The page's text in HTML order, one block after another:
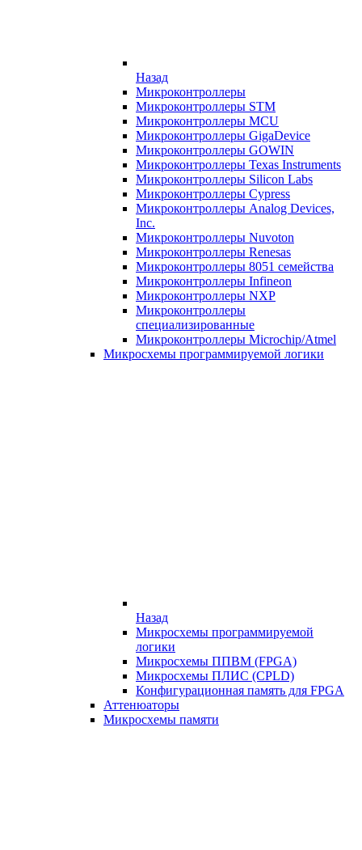
Назад
Микроконтроллеры
Микроконтроллеры STM
Микроконтроллеры MCU
Микроконтроллеры GigaDevice
Микроконтроллеры GOWIN
Микроконтроллеры Texas Instruments
Микроконтроллеры Silicon Labs
Микроконтроллеры Cypress
Микроконтроллеры Analog Devices,
Inc.
Микроконтроллеры Nuvoton
Микроконтроллеры Renesas
Микроконтроллеры 8051 семейства
Микроконтроллеры Infineon
Микроконтроллеры NXP
Микроконтроллеры
специализированные
Микроконтроллеры Microchip/Atmel
Микросхемы программируемой логики
Назад
Микросхемы программируемой
логики
Микросхемы ППВМ (FPGA)
Микросхемы ПЛИС (CPLD)
Конфигурационная память для FPGA
Аттенюаторы
Микросхемы памяти